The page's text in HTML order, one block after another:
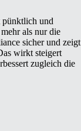
pünktlich und
als nur die
sicher und zeigt
wirkt steigert
zugleich die